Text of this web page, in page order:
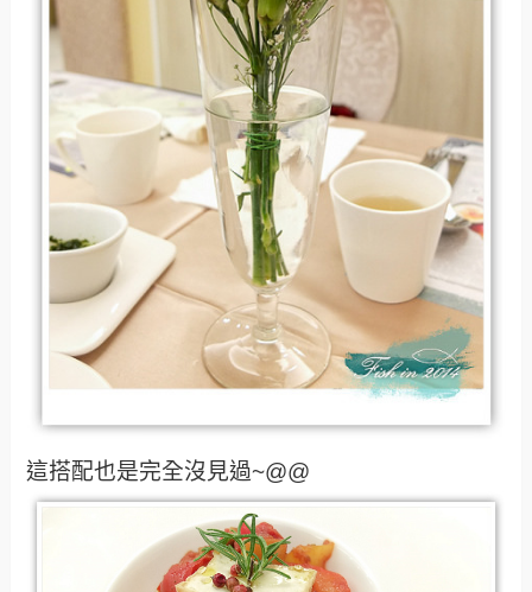
這搭配也是完全沒見過~@@